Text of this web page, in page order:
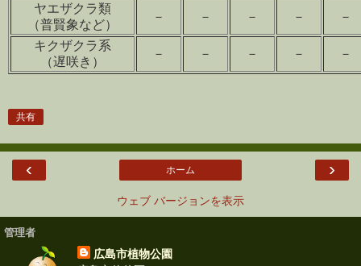
ヤエザクラ類
（普賢象など）
－ － － － －
キクザクラ系
（遅咲き）
－ － － － －
共有
‹ ›
ホーム
ウェブ バージョンを表示
管理者
広島市植物公園